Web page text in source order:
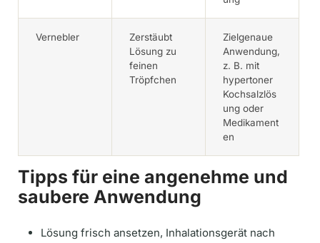
Vernebler
Zerstäubt
Lösung zu
feinen
Tröpfchen
Zielgenaue
Anwendung,
z. B. mit
hypertoner
Kochsalzlös
ung oder
Medikament
en
Tipps für eine angenehme und
saubere Anwendung
Lösung frisch ansetzen, Inhalationsgerät nach